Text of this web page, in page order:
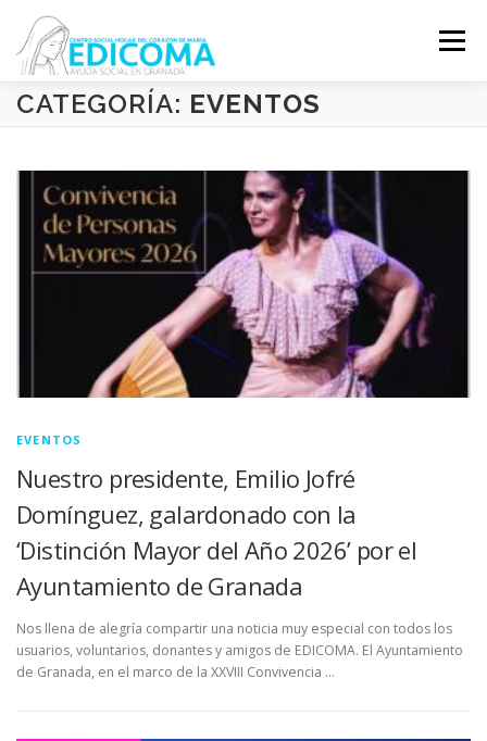
contenido
Menú
VOLUNTARIADO COLABORA
CATEGORÍA: EVENTOS
EVENTOS
Nuestro presidente, Emilio Jofré
Domínguez, galardonado con la
‘Distinción Mayor del Año 2026’ por el
Ayuntamiento de Granada
Nos llena de alegría compartir una noticia muy especial con todos los
usuarios, voluntarios, donantes y amigos de EDICOMA. El Ayuntamiento
de Granada, en el marco de la XXVIII Convivencia …